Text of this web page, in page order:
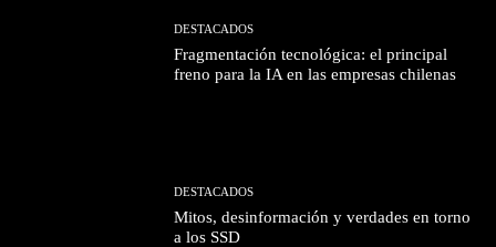
DESTACADOS
Fragmentación tecnológica: el principal
freno para la IA en las empresas chilenas
DESTACADOS
Mitos, desinformación y verdades en torno
a los SSD